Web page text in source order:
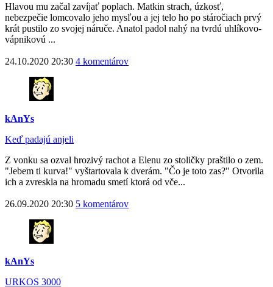
Hlavou mu začal zavíjať poplach. Matkin strach, úzkosť,
nebezpečie lomcovalo jeho mysľou a jej telo ho po stáročiach prvý
krát pustilo zo svojej náruče. Anatol padol nahý na tvrdú uhlíkovo-
vápnikovú ...
24.10.2020 20:30 4 komentárov
kAnYs
Keď padajú anjeli
Z vonku sa ozval hrozivý rachot a Elenu zo stoličky praštilo o zem.
"Jebem ti kurva!" vyštartovala k dverám. "Čo je toto zas?" Otvorila
ich a zvreskla na hromadu smetí ktorá od vče...
26.09.2020 20:30 5 komentárov
kAnYs
URKOS 3000